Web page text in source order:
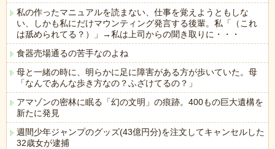
私の作ったマニュアルを読まない、仕事を覚えようともしな
い、しかも私にだけマウンティング発言する後輩。私「（これ
は舐められてる？）」→私は上司からの聞き取りに・・・
食器売場通るの苦手なのよね
母と一緒の時に、明らかに足に障害がある方が歩いていた。母
「なんであんな歩き方なの？ふざけてるの？」
アマゾンの密林に眠る「幻の文明」の痕跡。400もの巨大遺構を
新たに発見
週間少年ジャンプのグッズ(43億円分)を注文してキャンセルした
32歳女が逮捕